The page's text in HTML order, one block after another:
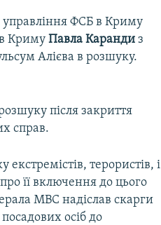
управління ФСБ в Криму
в КримуПавла Каранди з
Алієва в розшуку.
після закриття
справ.
терористів, і
її включення до цього
МВС надіслав скарги
осіб до